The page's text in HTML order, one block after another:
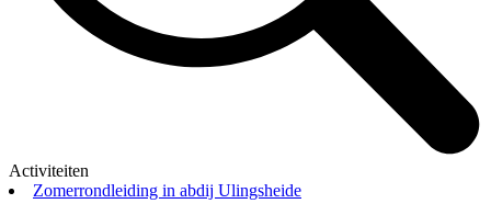
Activiteiten
Zomerrondleiding in abdij Ulingsheide